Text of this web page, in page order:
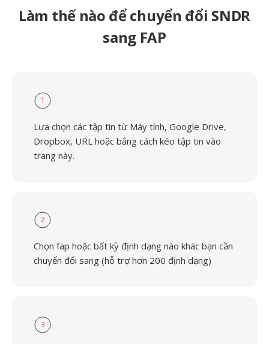
Làm thế nào để chuyển đổi SNDR
sang FAP
1
Lựa chọn các tập tin từ Máy tính, Google Drive,
Dropbox, URL hoặc bằng cách kéo tập tin vào
trang này.
2
Chọn fap hoặc bất kỳ định dạng nào khác bạn cần
chuyển đổi sang (hỗ trợ hơn 200 định dạng)
3